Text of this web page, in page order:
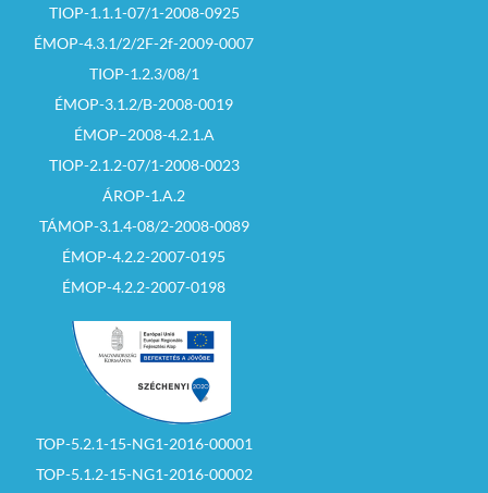
TIOP-1.1.1-07/1-2008-0925
ÉMOP-4.3.1/2/2F-2f-2009-0007
TIOP-1.2.3/08/1
ÉMOP-3.1.2/B-2008-0019
ÉMOP–2008-4.2.1.A
TIOP-2.1.2-07/1-2008-0023
ÁROP-1.A.2
TÁMOP-3.1.4-08/2-2008-0089
ÉMOP-4.2.2-2007-0195
ÉMOP-4.2.2-2007-0198
TOP-5.2.1-15-NG1-2016-00001
TOP-5.1.2-15-NG1-2016-00002